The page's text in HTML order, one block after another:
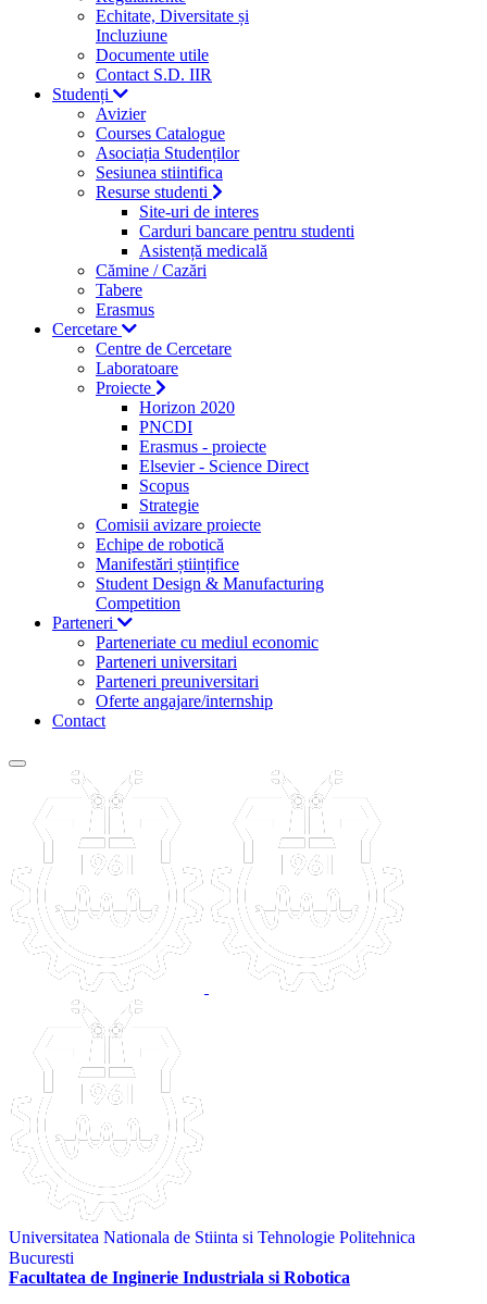
Echitate, Diversitate și
Incluziune
Documente utile
Contact S.D. IIR
Studenți
Avizier
Courses Catalogue
Asociația Studenților
Sesiunea stiintifica
Resurse studenti
Site-uri de interes
Carduri bancare pentru studenti
Asistență medicală
Cămine / Cazări
Tabere
Erasmus
Cercetare
Centre de Cercetare
Laboratoare
Proiecte
Horizon 2020
PNCDI
Erasmus - proiecte
Elsevier - Science Direct
Scopus
Strategie
Comisii avizare proiecte
Echipe de robotică
Manifestări științifice
Student Design & Manufacturing
Competition
Parteneri
Parteneriate cu mediul economic
Parteneri universitari
Parteneri preuniversitari
Oferte angajare/internship
Contact
Universitatea Nationala de Stiinta si Tehnologie Politehnica
Bucuresti
Facultatea de Inginerie Industriala si Robotica